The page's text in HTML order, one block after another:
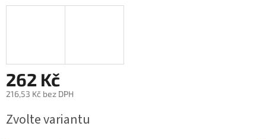
262 Kč
216,53 Kč bez DPH
cena:
Zvolte variantu